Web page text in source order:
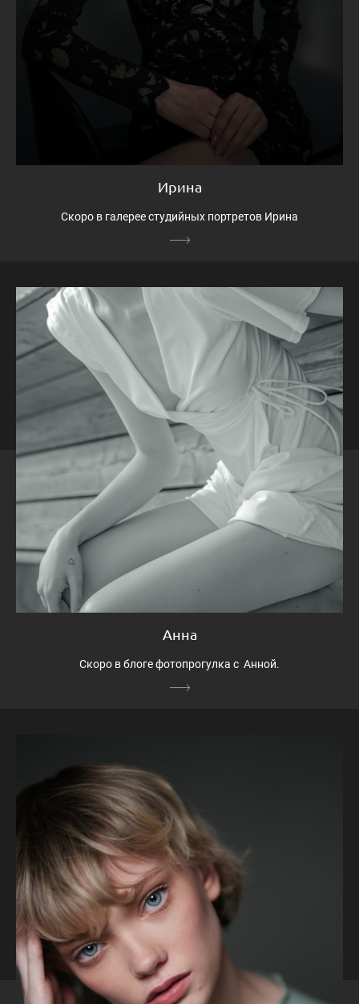
Ирина
Скоро в галерее студийных портретов Ирина
Анна
Скоро в блоге фотопрогулка с Анной.